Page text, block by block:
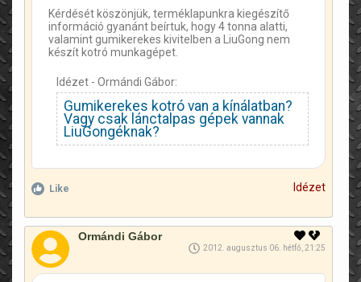
Kérdését köszönjük, terméklapunkra kiegészítő
információ gyanánt beírtuk, hogy 4 tonna alatti,
valamint gumikerekes kivitelben a LiuGong nem
készít kotró munkagépet.
Idézet - Ormándi Gábor:
Gumikerekes kotró van a kínálatban?
Vagy csak lánctalpas gépek vannak
LiuGongéknak?
Like Idézet
Ormándi Gábor
2012. augusztus 06. hétfő, 21:25